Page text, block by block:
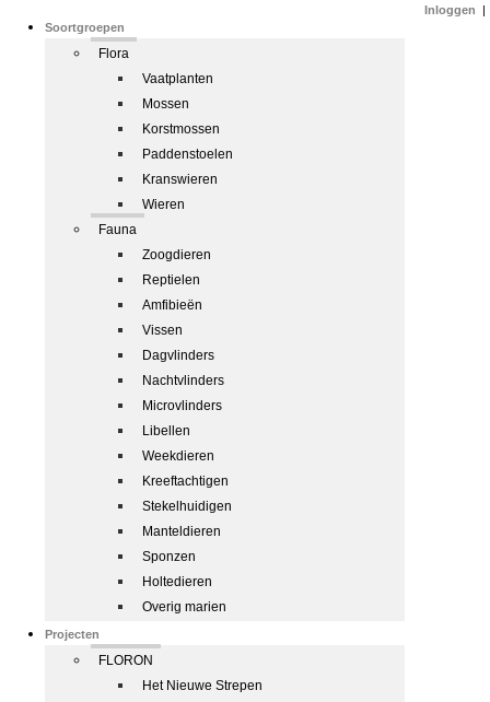
Soortgroepen
Flora
Vaatplanten
Mossen
Korstmossen
Paddenstoelen
Kranswieren
Wieren
Fauna
Zoogdieren
Reptielen
Amfibieën
Vissen
Dagvlinders
Nachtvlinders
Microvlinders
Libellen
Weekdieren
Kreeftachtigen
Stekelhuidigen
Manteldieren
Sponzen
Holtedieren
Overig marien
Projecten
FLORON
Het Nieuwe Strepen
Inloggen |